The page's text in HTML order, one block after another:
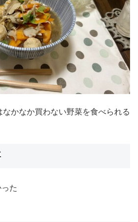
なかなか買わない野菜を食べられる
た